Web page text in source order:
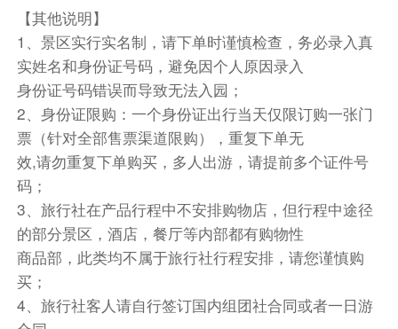
【其他说明】
1、景区实行实名制，请下单时谨慎检查，务必录入真
实姓名和身份证号码，避免因个人原因录入
身份证号码错误而导致无法入园；
2、身份证限购：一个身份证出行当天仅限订购一张门
票（针对全部售票渠道限购），重复下单无
效,请勿重复下单购买，多人出游，请提前多个证件号
码；
3、旅行社在产品行程中不安排购物店，但行程中途径
的部分景区，酒店，餐厅等内部都有购物性
商品部，此类均不属于旅行社行程安排，请您谨慎购
买；
4、旅行社客人请自行签订国内组团社合同或者一日游